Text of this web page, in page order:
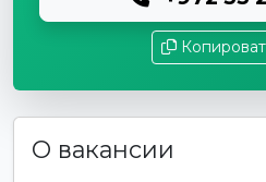
О вакансии